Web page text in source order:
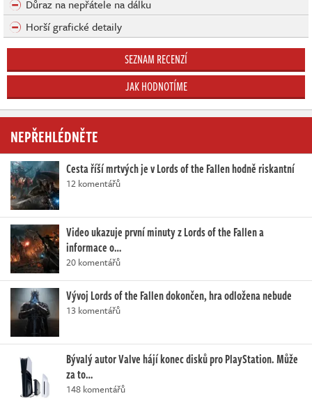
Důraz na nepřátele na dálku
Horší grafické detaily
SEZNAM RECENZÍ
JAK HODNOTÍME
NEPŘEHLÉDNĚTE
Cesta říší mrtvých je v Lords of the Fallen hodně riskantní
12 komentářů
Video ukazuje první minuty z Lords of the Fallen a
informace o…
20 komentářů
Vývoj Lords of the Fallen dokončen, hra odložena nebude
13 komentářů
Bývalý autor Valve hájí konec disků pro PlayStation. Může
za to…
148 komentářů